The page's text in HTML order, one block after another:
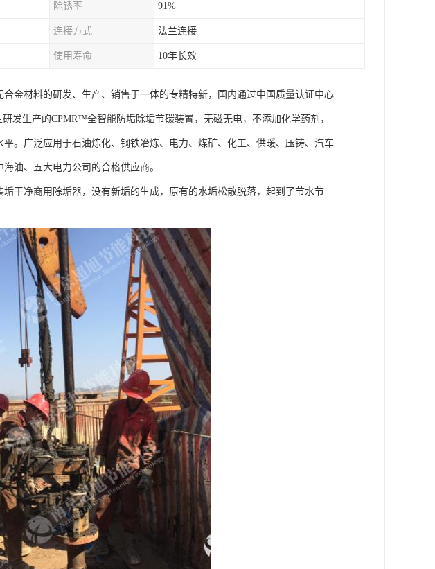
除锈率 91%
连接方式 法兰连接
使用寿命 10年长效
金材料的研发、生产、销售于一体的专精特新，国内通过中国质量认证中心
发生产的CPMR™全智能防垢除垢节碳装置，无磁无电，不添加化学药剂，
。广泛应用于石油炼化、钢铁冶炼、电力、煤矿、化工、供暖、压铸、汽车
油、五大电力公司的合格供应商。
干净商用除垢器，没有新垢的生成，原有的水垢松散脱落，起到了节水节